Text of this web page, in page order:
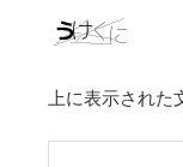
上に表示された